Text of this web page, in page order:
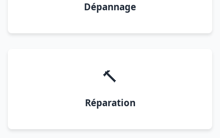
Dépannage
🔨
Réparation